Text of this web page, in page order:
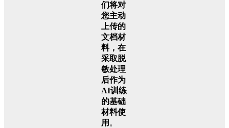
们将对
您主动
上传的
文档材
料，在
采取脱
敏处理
后作为
AI训练
的基础
材料使
用 。